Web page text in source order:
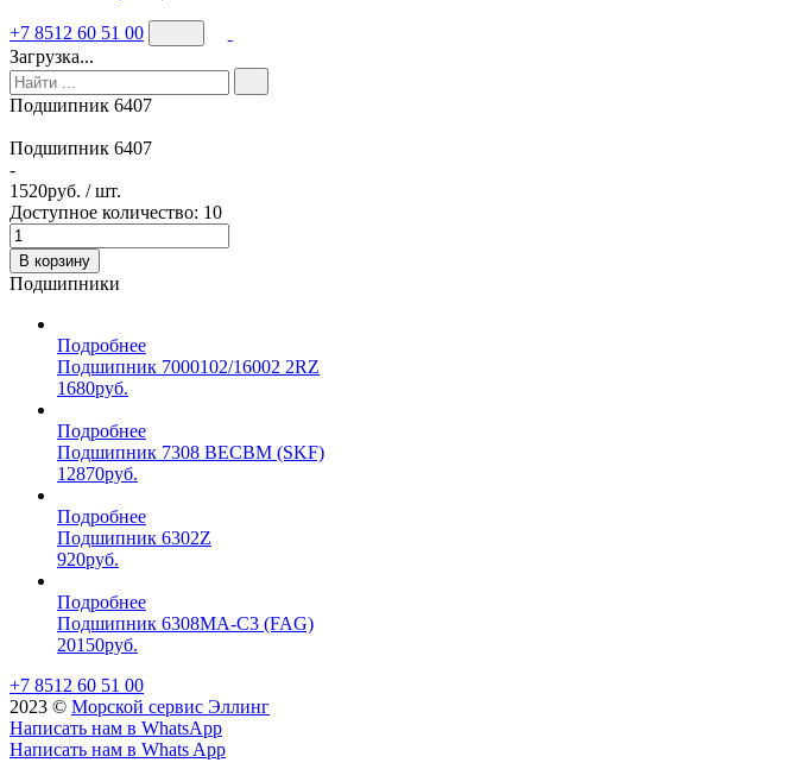
+7 8512 60 51 00
Загрузка...
Подшипник 6407
Подшипник 6407
-
1520руб. / шт.
Доступное количество: 10
В корзину
Подшипники
Подробнее
Подшипник 7000102/16002 2RZ
1680руб.
Подробнее
Подшипник 7308 BECBM (SKF)
12870руб.
Подробнее
Подшипник 6302Z
920руб.
Подробнее
Подшипник 6308MA-C3 (FAG)
20150руб.
+7 8512 60 51 00
2023 ©️ Морской сервис Эллинг
Написать нам в WhatsApp
Написать нам в Whats App